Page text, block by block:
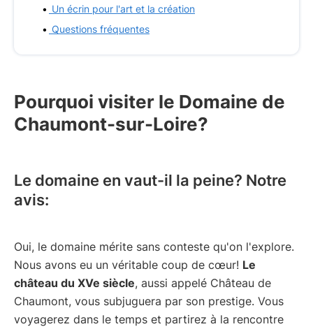
Un écrin pour l'art et la création
Questions fréquentes
Pourquoi visiter le Domaine de
Chaumont-sur-Loire?
Le domaine en vaut-il la peine? Notre
avis:
Oui, le domaine mérite sans conteste qu'on l'explore.
Nous avons eu un véritable coup de cœur! Le
château du XVe siècle, aussi appelé Château de
Chaumont, vous subjuguera par son prestige. Vous
voyagerez dans le temps et partirez à la rencontre